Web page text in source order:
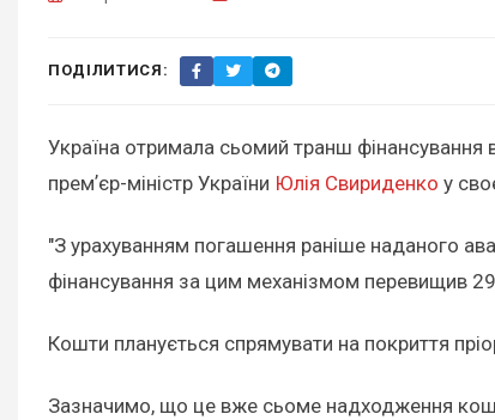
ПОДІЛИТИСЯ:
Україна отримала сьомий транш
премʼєр-міністр України Юлія Свириденко у
"З урахуванням погашення раніше наданого
фінансування за цим механізмом перевищив
Кошти планується спрямувати на покриття
Зазначимо, що це вже сьоме надходження